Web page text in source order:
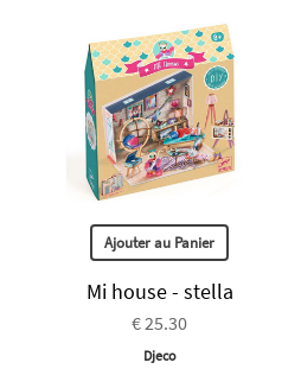
Ajouter au Panier
Mi house - stella
€ 25.30
Djeco